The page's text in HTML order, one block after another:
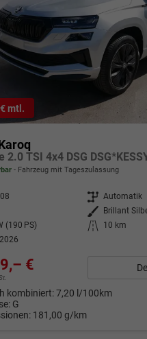
mtl.
Fahrzeug mit Tageszulassung
Getriebe Automatik
Außenfarbe
Brillant
(190 PS) Kilometerstand
10 km
€
kombiniert:7,20 l/100km
G
181,00 g/km